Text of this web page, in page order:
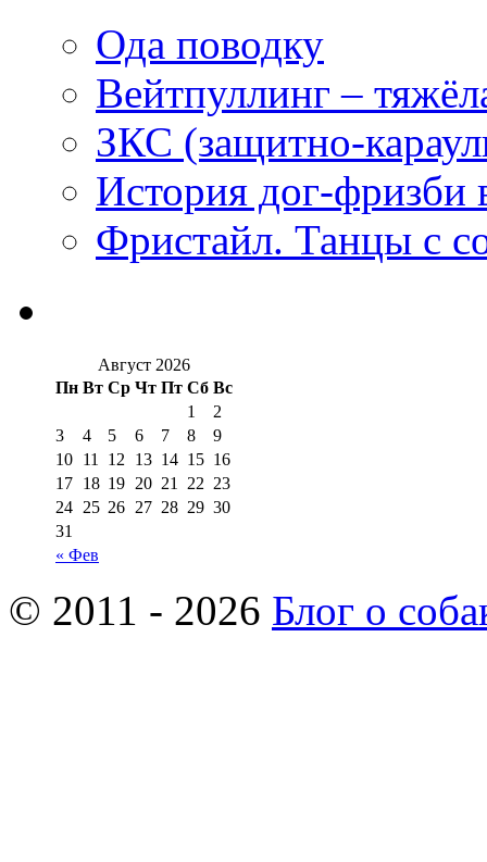
Ода поводку
Вейтпуллинг –
ЗКС (защитно-
История дог-фризби
Фристайл. Танцы с
Август 2026
Пн Вт Ср Чт Пт Сб Вс
« Фев
1
2
3
4 5 6 7 8
9
10 11 12 13 14 15 16
17 18 19 20 21 22 23
24 25 26 27 28 29 30
31
© 2011 - 2026 Блог о